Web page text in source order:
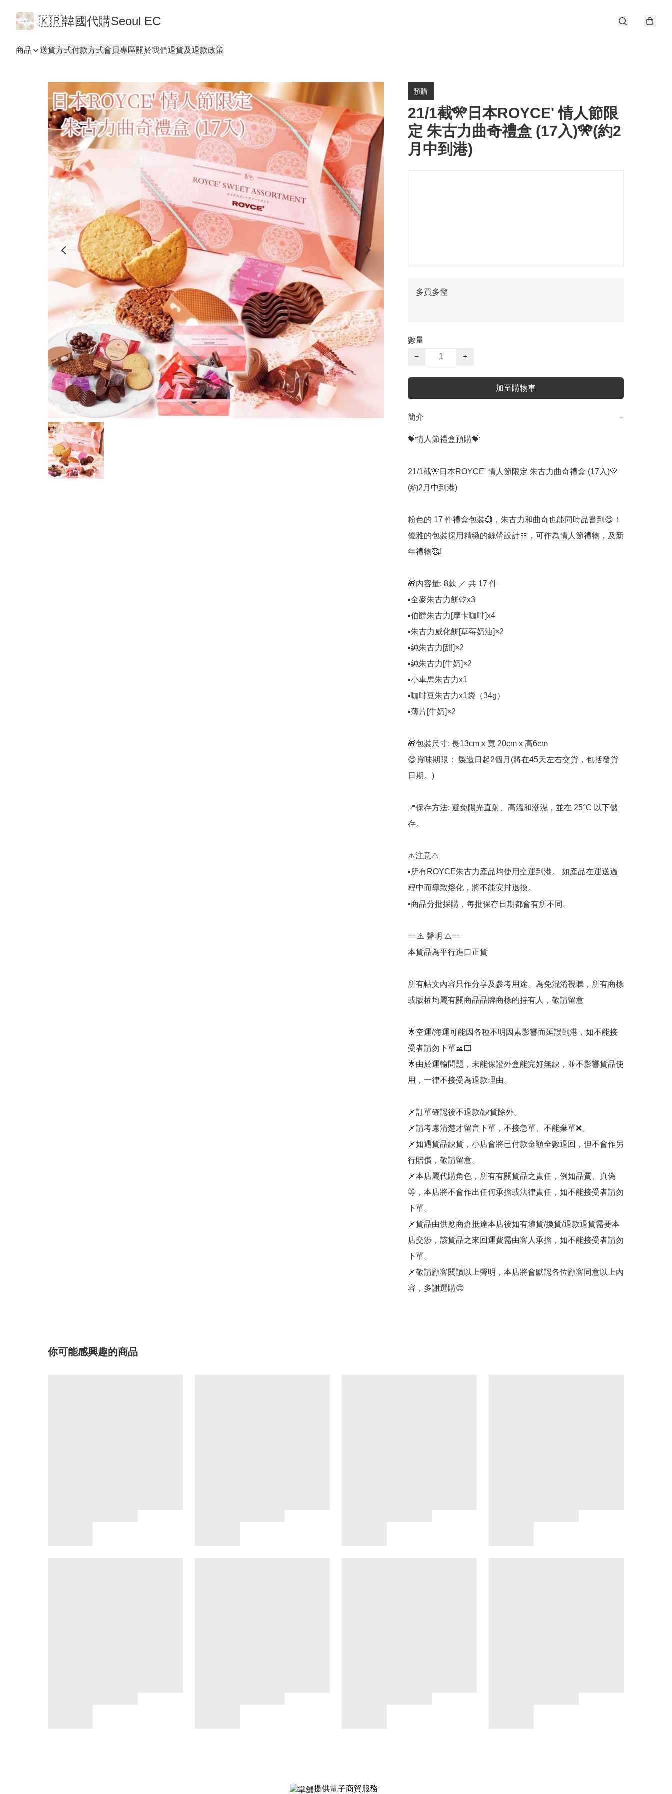
🇰🇷韓國代購Seoul EC
商品 送貨方式付款方式會員專區關於我們退貨及退款政策
預購
21/1截🎌日本ROYCE' 情人節限
定 朱古力曲奇禮盒 (17入)🎌(約2
月中到港)
多買多慳
數量
−
+
加至購物車
簡介 −
💝情人節禮盒預購💝
21/1截🎌日本ROYCE' 情人節限定 朱古力曲奇禮盒 (17入)🎌
(約2月中到港)
粉色的 17 件禮盒包裝💞，朱古力和曲奇也能同時品嘗到😋！
優雅的包裝採用精緻的絲帶設計🎀，可作為情人節禮物，及新
年禮物🥰!
🎁內容量: 8款 ／ 共 17 件
▪️全麥朱古力餅乾x3
▪️伯爵朱古力[摩卡咖啡]x4
▪️朱古力威化餅[草莓奶油]×2
▪️純朱古力[甜]×2
▪️純朱古力[牛奶]×2
▪️小車馬朱古力x1
▪️咖啡豆朱古力x1袋（34g）
▪️薄片[牛奶]×2
🎁包裝尺寸: 長13cm x 寬 20cm x 高6cm
😋賞味期限： 製造日起2個月(將在45天左右交貨，包括發貨
日期。)
📍保存方法: 避免陽光直射、高溫和潮濕，並在 25°C 以下儲
存。
⚠️注意⚠️
▪️所有ROYCE朱古力產品均使用空運到港。 如產品在運送過
程中而導致熔化，將不能安排退換。
▪️商品分批採購，每批保存日期都會有所不同。
==⚠️ 聲明 ⚠️==
本貨品為平行進口正貨
所有帖文內容只作分享及參考用途。為免混淆視聽，所有商標
或版權均屬有關商品品牌商標的持有人，敬請留意
🌟空運/海運可能因各種不明因素影響而延誤到港，如不能接
受者請勿下單🙏🏻
🌟由於運輸問題，未能保證外盒能完好無缺，並不影響貨品使
用，一律不接受為退款理由。
📌訂單確認後不退款/缺貨除外。
📌請考慮清楚才留言下單，不接急單、不能棄單❌。
📌如遇貨品缺貨，小店會將已付款金額全數退回，但不會作另
行賠償，敬請留意。
📌本店屬代購角色，所有有關貨品之責任，例如品質、真偽
等，本店將不會作出任何承擔或法律責任，如不能接受者請勿
下單。
📌貨品由供應商倉抵達本店後如有壞貨/換貨/退款退貨需要本
店交涉，該貨品之來回運費需由客人承擔，如不能接受者請勿
下單。
📌敬請顧客閱讀以上聲明，本店將會默認各位顧客同意以上內
容，多謝選購😊
你可能感興趣的商品
提供電子商貿服務